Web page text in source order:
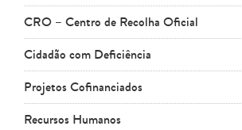
CRO – Centro de Recolha Oficial
Cidadão com Deficiência
Projetos Cofinanciados
Recursos Humanos